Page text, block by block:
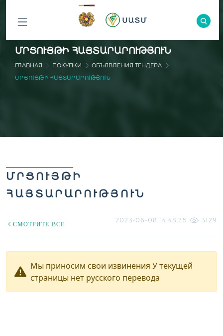
ԲՈԼՈՐ
ԲԱԺԻՆՆԵՐԸ
ՄՐՑՈՒՅԹԻ ՀԱՅՏԱՐԱՐՈՒԹՅՈՒՆ
ГЛАВНАЯ ПОКУПКИ
ОБЪЯВЛЕНИЯ ТЕНДЕРА
ՄՐՑՈՒՅԹԻ ՀԱՅՏԱՐԱՐՈՒԹՅՈՒՆ
ՄՐՑՈՒՅԹԻ
ՀԱՅՏԱՐԱՐՈՒԹՅՈՒՆ
СМОТРИТЕ ВСЕ
2023-06-08 14:48:25 3129
Мы приносим свои извинения У текущей
страницы нет русского перевода